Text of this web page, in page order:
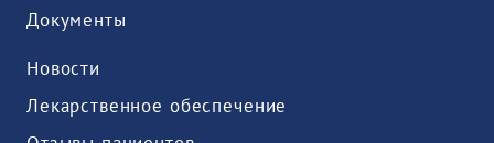
Документы
Новости
Лекарственное обеспечение